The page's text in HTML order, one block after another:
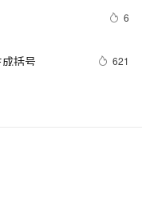
6
括号 621
Size
用队列来实